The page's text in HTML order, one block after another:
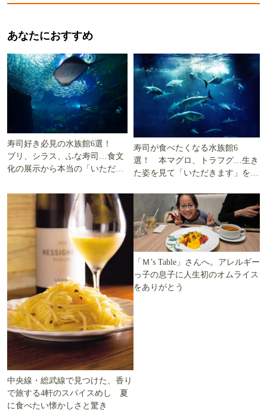
あなたにおすすめ
寿司好き必見の水族館6選！
ブリ、シラス、ふな寿司…食文
化の展示から本当の「いただき
寿司が食べたくなる水族館6
選！ 本マグロ、トラフグ…生き
た姿を見て「いただきます」を考
中央線・総武線で見つけた、香り
で旅する4軒のスパイスめし 夏
に食べたい懐かしさと驚き
「Ｍ’s Table」さんへ。アレルギー
っ子の息子に人生初のオムライス
をありがとう